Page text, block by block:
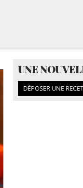
UNE
DÉPOSER UNE